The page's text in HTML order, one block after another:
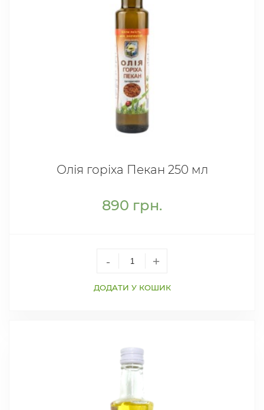
Олія горіха Пекан 250 мл
890 грн.
- +
ДОДАТИ У КОШИК